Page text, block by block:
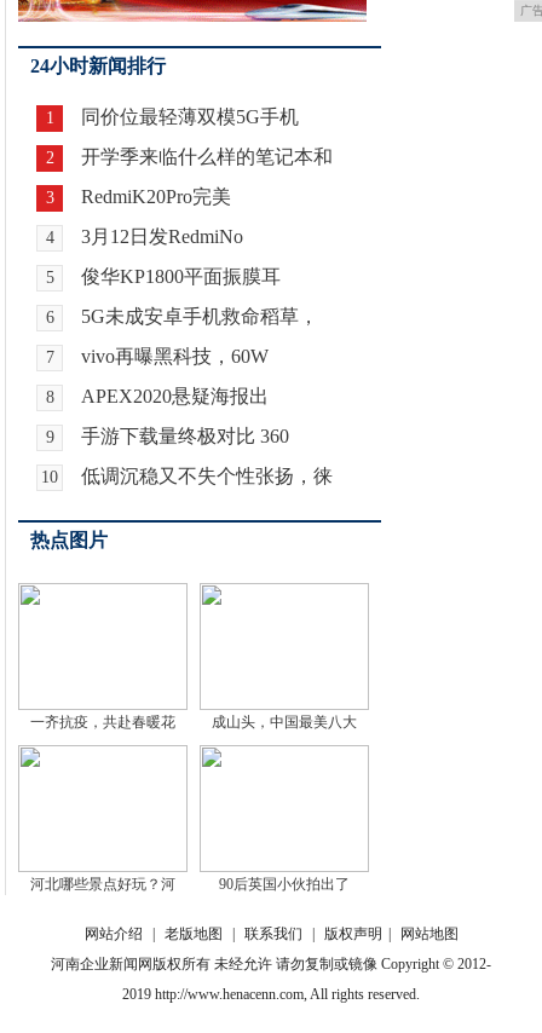
广
24小时新闻排行
1 同价位最轻薄双模5G手机
2 开学季来临什么样的笔记本和
3 RedmiK20Pro完美
4 3月12日发RedmiNo
5 俊华KP1800平面振膜耳
6 5G未成安卓手机救命稻草，
7 vivo再曝黑科技，60W
8 APEX2020悬疑海报出
9 手游下载量终极对比 360
10 低调沉稳又不失个性张扬，徕
热点图片
一齐抗疫，共赴春暖花 成山头，中国最美八大
河北哪些景点好玩？河 90后英国小伙拍出了
网站介绍 老版地图 联系我们 版权声明
网站地图
河南企业新闻网版权所有 未经允许 请勿复制或镜像 Copyright © 2012-
2019 http://www.henacenn.com, All rights reserved.